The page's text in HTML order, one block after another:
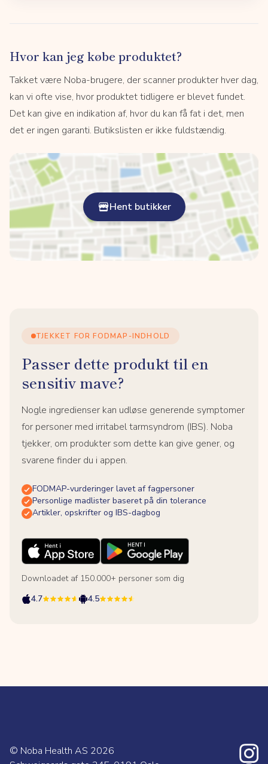
Hvor kan jeg købe produktet?
Takket være Noba-brugere, der scanner produkter hver dag,
kan vi ofte vise, hvor produktet tidligere er blevet fundet.
Det kan give en indikation af, hvor du kan få fat i det, men
det er ingen garanti. Butikslisten er ikke fuldstændig.
Hent butikker
TJEKKET FOR FODMAP-INDHOLD
Passer dette produkt til en
sensitiv mave?
Nogle ingredienser kan udløse generende symptomer
for personer med irritabel tarmsyndrom (IBS). Noba
tjekker, om produkter som dette kan give gener, og
svarene finder du i appen.
FODMAP-vurderinger lavet af fagpersoner
Personlige madlister baseret på din tolerance
Artikler, opskrifter og IBS-dagbog
Downloadet af 150.000+ personer som dig
4.7
4.5
© Noba Health AS 2026